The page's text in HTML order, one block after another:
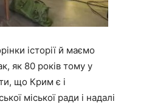
історії й маємо
як 80 років тому у
що Крим є і
міської ради і надалі